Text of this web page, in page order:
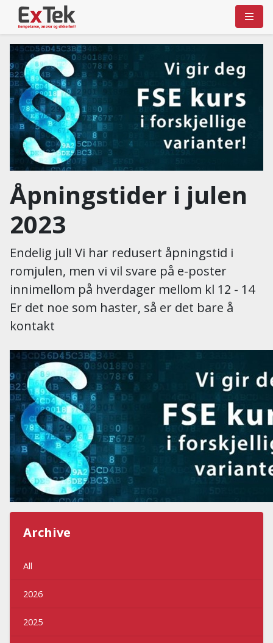
Åpningstider i julen
2023
Endelig jul! Vi har redusert åpningstid i
romjulen, men vi vil svare på e-poster
innimellom på hverdager mellom kl 12 - 14
Er det noe som haster, så er det bare å
kontakt
Archive
All
2026
2025